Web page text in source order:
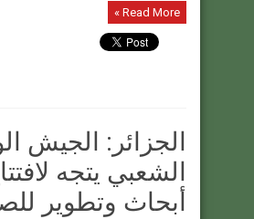
Read More »
الجزائر: الجيش
الشعبي يتجه
أبحاث وتطوير